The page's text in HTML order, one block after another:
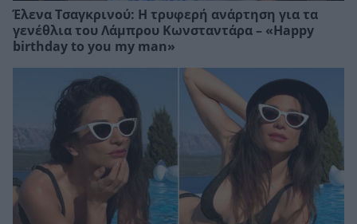
Έλενα Τσαγκρινού: Η τρυφερή ανάρτηση για τα
γενέθλια του Λάμπρου Κωνσταντάρα – «Happy
birthday to you my man»